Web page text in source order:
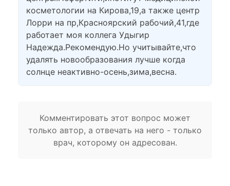
косметологии на Кирова,19,а также центр
Лорри на пр,Красноярский рабочий,41,где
работает моя коллега Удыгир
Надежда.Рекомендую.Но учитывайте,что
удалять новообразования лучше когда
солнце неактивно-осень,зима,весна.
Комментировать этот вопрос может
только автор, а отвечать на него - только
врач, которому он адресован.